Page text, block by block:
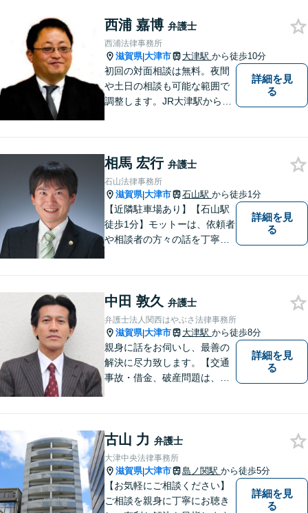
ます。弁護士に依頼するのは
敷居が高いとお考えの方も、
まずは一度ご相談ください。
西浦 嘉博 弁護士
西浦法律事務所
滋賀県|大津市 大津駅 から徒歩10分
初回の対面相談は無料。夜間
や土日の相談も可能な範囲で
調整します。JR大津駅から徒
位 弁護士ドットコムランキ
ング（2024年7月-2026年7月
現在）】
詳細を見
る
相馬 宏行 弁護士
石山法律事務所
滋賀県|大津市 石山駅 から徒歩1分
【近隣駐車場あり】【石山駅
徒歩1分】モットーは、依頼者
や相談者の方々の話を丁寧に
にまずは遠慮なくご相談くだ
さい。
詳細を見
る
中田 敦久 弁護士
弁護士法人関西はやぶさ法律事務所
滋賀県|大津市 大津駅 から徒歩8分
親身に話をお伺いし、最善の
解決に尽力致します。【交通
事故・借金、破産問題は、初
あり】
詳細を見
る
古山 力 弁護士
大津中央法律事務所
滋賀県|大津市 島ノ関駅 から徒歩5分
【お気軽にご相談ください】
ご相談を親身に丁寧にお聴き
詳細を見
る